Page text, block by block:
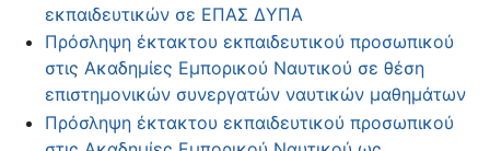
εκπαιδευτικών σε ΕΠΑΣ ΔΥΠΑ
Πρόσληψη έκτακτου εκπαιδευτικού προσωπικού
στις Ακαδημίες Εμπορικού Ναυτικού σε θέση
επιστημονικών συνεργατών ναυτικών μαθημάτων
Πρόσληψη έκτακτου εκπαιδευτικού προσωπικού